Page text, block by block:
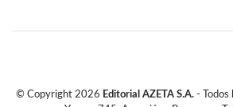
© Copyright 2026 Editorial AZETA S.A. - Todos